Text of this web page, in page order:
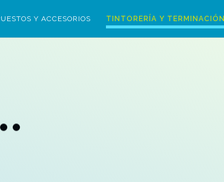
Y ACCESORIOS TINTORERÍA Y TERMINACIÓN